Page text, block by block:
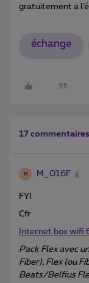
gratuitement a
échange
17 commentaires
M M_016F
FYI
Cfr
Internet box wifi
Pack Flex avec
Fiber), Flex (ou
Beats/Belfius